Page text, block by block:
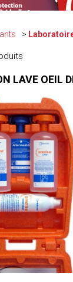
LAVE OEIL